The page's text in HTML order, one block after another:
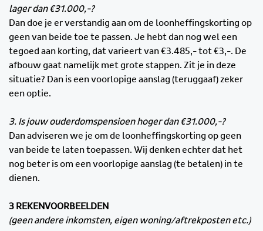
lager dan €31.000,-?
Dan doe je er verstandig aan om de loonheffingskorting op
geen van beide toe te passen. Je hebt dan nog wel een
tegoed aan korting, dat varieert van €3.485,- tot €3,-. De
afbouw gaat namelijk met grote stappen. Zit je in deze
situatie? Dan is een voorlopige aanslag (teruggaaf) zeker
een optie.
3. Is jouw ouderdomspensioen hoger dan €31.000,-?
Dan adviseren we je om de loonheffingskorting op geen
van beide te laten toepassen. Wij denken echter dat het
nog beter is om een voorlopige aanslag (te betalen) in te
dienen.
3 REKENVOORBEELDEN
(geen andere inkomsten, eigen woning/aftrekposten etc.)